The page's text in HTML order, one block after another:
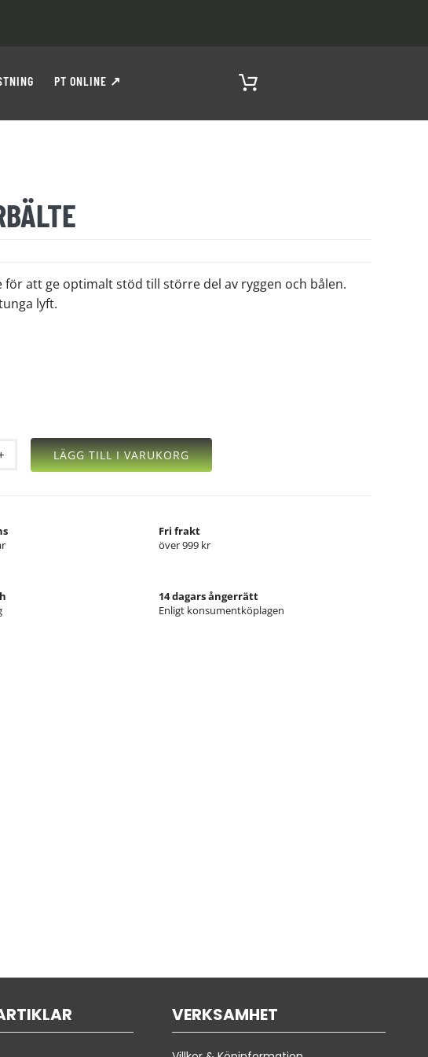
PT ONLINE ↗
för att ge optimalt stöd till större del av ryggen och bålen.
lyft.
LÄGG TILL I VARUKORG
Fri frakt
över 999 kr
14 dagars ångerrätt
Enligt konsumentköplagen
VERKSAMHET